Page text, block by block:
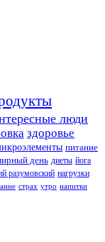
люди
здоровье
питание
день диеты йога
разумовский нагрузки
страх утро напитки